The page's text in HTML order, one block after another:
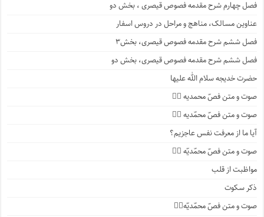
فصل چهارم شرح مقدمه فصوص قیصری ، بخش دو
عناوین مسالک، مناهج و مراحل در دروس اسفار
فصل ششم شرح مقدمه فصوص قیصری، بخش۳
فصل ششم شرح مقدمه فصوص قیصری، بخش دو
حضرت خدیجه سلام الله علیها
صوت و متن فصّ محمدیه ۴️⃣
صوت و متن فصّ محمّدیه ۳️⃣
آیا ما از معرفت نفس عاجزیم؟
صوت و متن فصّ محمّدیّه ۲️⃣
مواظبت از قلب
ذکر سکوت
صوت و متن فصّ محمّدیّه۱️⃣